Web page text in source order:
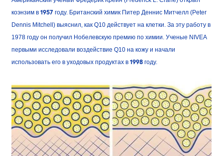
коэнзим в 1957 году. Британский химик Питер Деннис Митчелл (Peter
Dennis Mitchell) выяснил, как Q10 действует на клетки. За эту работу в
1978 году он получил Нобелевскую премию по химии. Ученые NIVEA
первыми исследовали воздействие Q10 на кожу и начали
использовать его в уходовых продуктах в 1998 году.